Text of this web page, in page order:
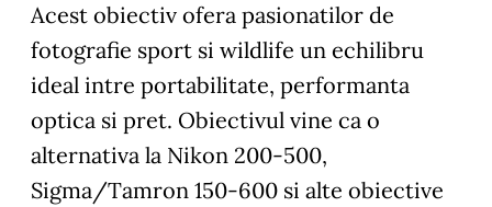
Acest obiectiv ofera pasionatilor de
fotografie sport si wildlife un echilibru
ideal intre portabilitate, performanta
optica si pret. Obiectivul vine ca o
alternativa la Nikon 200-500,
Sigma/Tamron 150-600 si alte obiective